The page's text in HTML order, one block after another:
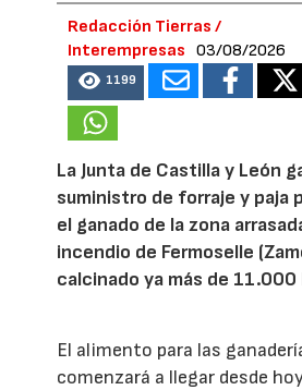
Redacción Tierras /
Interempresas
03/08/2026
1199
La Junta de Castilla y León
suministro de forraje y paja
el ganado de la zona
incendio de Fermoselle
calcinado ya más de
El alimento para las
comenzará a llegar desde